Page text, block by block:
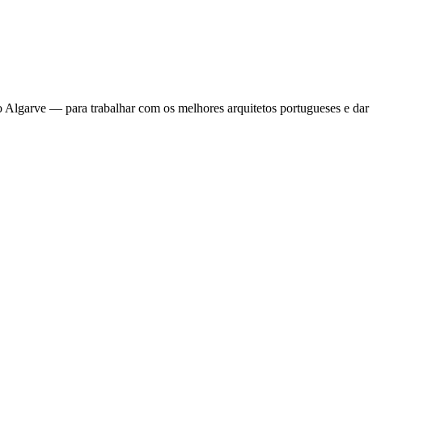
— para trabalhar com os melhores arquitetos portugueses e dar